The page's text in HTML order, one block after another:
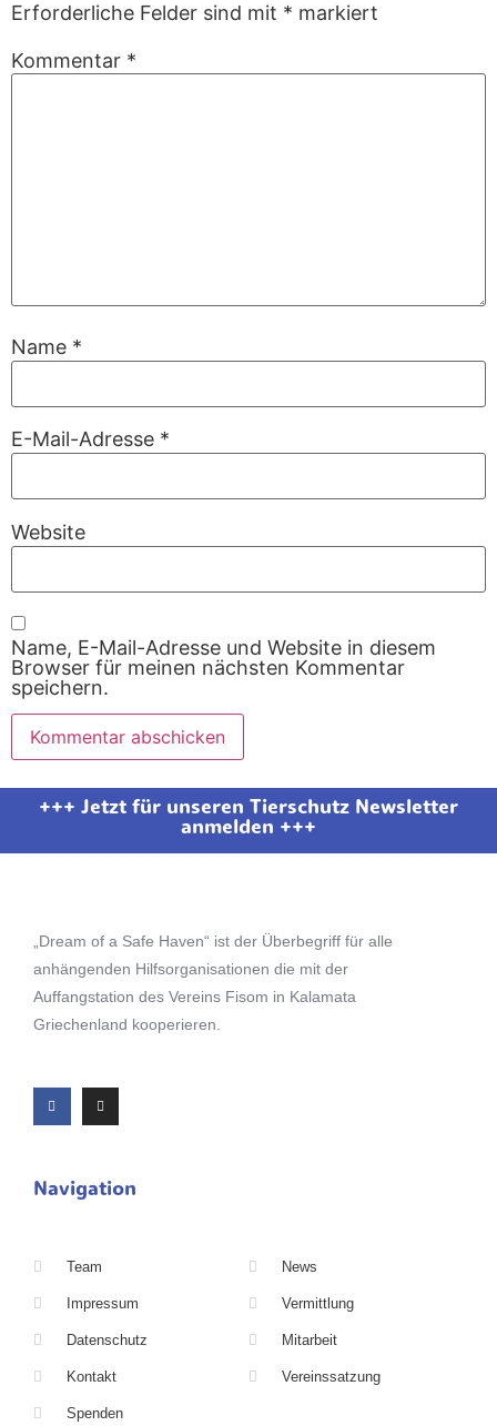
Erforderliche Felder sind mit * markiert
Kommentar *
Name *
E-Mail-Adresse *
Website
Name, E-Mail-Adresse und Website in diesem
Browser für meinen nächsten Kommentar
speichern.
+++ Jetzt für unseren Tierschutz Newsletter
anmelden +++
„Dream of a Safe Haven“ ist der Überbegriff für alle
anhängenden Hilfsorganisationen die mit der
Auffangstation des Vereins Fisom in Kalamata
Griechenland kooperieren.
Navigation
Team
Impressum
Datenschutz
Kontakt
Spenden
News
Vermittlung
Mitarbeit
Vereinssatzung